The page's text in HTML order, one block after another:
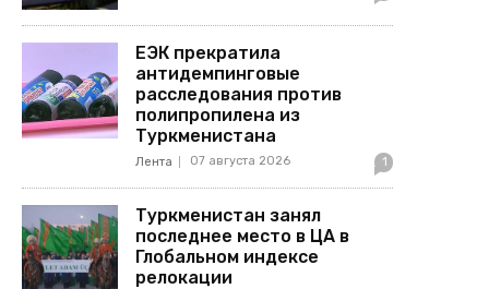
ЕЭК прекратила
антидемпинговые
расследования против
полипропилена из
Туркменистана
Лента 07 августа 2026 1
Туркменистан занял
последнее место в ЦА в
Глобальном индексе
релокации